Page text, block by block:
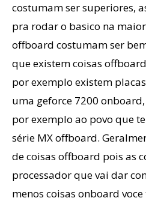
costumam ser superiores,
pra rodar o basico na
offboard costumam ser
que existem coisas
por exemplo existem
uma geforce 7200
por exemplo ao povo que
série MX offboard.
de coisas offboard pois as
processador que vai dar
menos coisas onboard